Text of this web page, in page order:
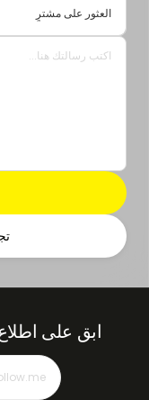
ابق على